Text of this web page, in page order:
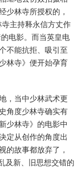
少林寺所授权的，
主持释永信方丈作
电影。而当英皇电
不能抗拒、吸引至
林寺》便开始孕育
当中少林武术更
角度少林寺确实有
少林寺》的电影中
定从创作的角度出
的故事都放弃了，
及新、旧思想交错的